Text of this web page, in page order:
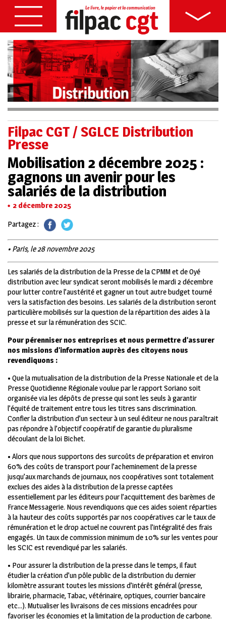
Filpac CGT / SGLCE Distribution
Presse
Mobilisation 2 décembre 2025 :
gagnons un avenir pour les
salariés de la distribution
2 décembre 2025
Partagez :
• Paris, le 28 novembre 2025
Les salariés de la distribution de la Presse de la CPMM et de Oyé
distribution avec leur syndicat seront mobilisés le mardi 2 décembre
pour lutter contre l’austérité et gagner un tout autre budget tourné
vers la satisfaction des besoins. Les salariés de la distribution seront
particulière mobilisés sur la question de la répartition des aides à la
presse et sur la rémunération des SCIC.
Pour pérenniser nos entreprises et nous permettre d’assurer
nos missions d’information auprès des citoyens nous
revendiquons :
• Que la mutualisation de la distribution de la Presse Nationale et de la
Presse Quotidienne Régionale voulue par le rapport Soriano soit
organisée via les dépôts de presse qui sont les seuls à garantir
l’équité de traitement entre tous les titres sans discrimination.
Confier la distribution d’un secteur à un seul éditeur ne nous paraîtrait
pas répondre à l’objectif coopératif de garantie du pluralisme
découlant de la loi Bichet.
• Alors que nous supportons des surcoûts de préparation et environ
60% des coûts de transport pour l’acheminement de la presse
jusqu’aux marchands de journaux, nos coopératives sont totalement
exclues des aides à la distribution de la presse captées
essentiellement par les éditeurs pour l’acquittement des barèmes de
France Messagerie. Nous revendiquons que ces aides soient réparties
à la hauteur des coûts supportés par nos coopératives car le taux de
rémunération et le drop actuel ne couvrent pas l’intégralité des frais
engagés. Un taux de commission minimum de 10% sur les ventes pour
les SCIC est revendiqué par les salariés.
• Pour assurer la distribution de la presse dans le temps, il faut
étudier la création d’un pôle public de la distribution du dernier
kilomètre assurant toutes les missions d’intérêt général (presse,
librairie, pharmacie, Tabac, vétérinaire, optiques, courrier bancaire
etc…). Mutualiser les livraisons de ces missions encadrées pour
favoriser les économies et la limitation de la production de carbone.